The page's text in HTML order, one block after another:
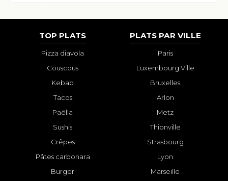
TOP PLATS
Pizza diavola
Couscous
Kebab
Tacos
Paëlla
Sushis
Crêpes
Pâtes carbonara
Burger
PLATS PAR VILLE
Paris
Luxembourg Ville
Bruxelles
Arlon
Metz
Thionville
Strasbourg
Lyon
Marseille